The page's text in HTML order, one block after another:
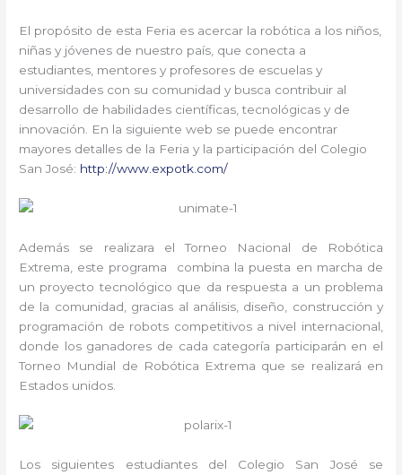
El propósito de esta Feria es acercar la robótica a los niños,
niñas y jóvenes de nuestro país, que conecta a
estudiantes, mentores y profesores de escuelas y
universidades con su comunidad y busca contribuir al
desarrollo de habilidades científicas, tecnológicas y de
innovación. En la siguiente web se puede encontrar
mayores detalles de la Feria y la participación del Colegio
San José: http://www.expotk.com/
Además se realizara el Torneo Nacional de Robótica
Extrema, este programa combina la puesta en marcha de
un proyecto tecnológico que da respuesta a un problema
de la comunidad, gracias al análisis, diseño, construcción y
programación de robots competitivos a nivel internacional,
donde los ganadores de cada categoría participarán en el
Torneo Mundial de Robótica Extrema que se realizará en
Estados unidos.
Los siguientes estudiantes del Colegio San José se